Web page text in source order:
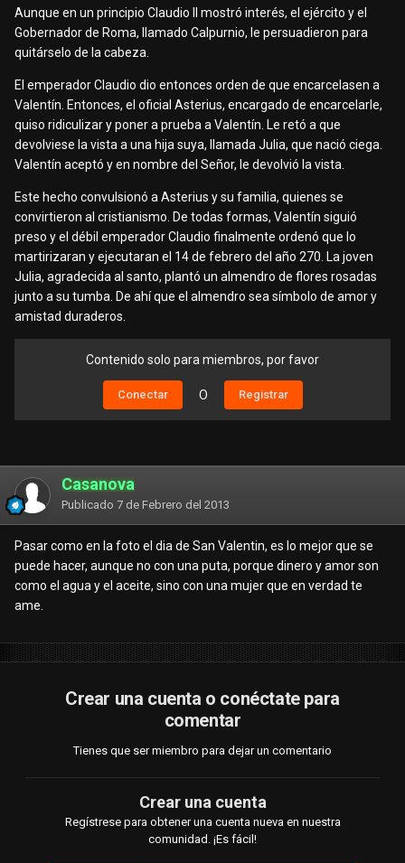
Aunque en un principio Claudio II mostró interés, el ejército y el
Gobernador de Roma, llamado Calpurnio, le persuadieron para
quitárselo de la cabeza.
El emperador Claudio dio entonces orden de que encarcelasen a
Valentín. Entonces, el oficial Asterius, encargado de encarcelarle,
quiso ridiculizar y poner a prueba a Valentín. Le retó a que
devolviese la vista a una hija suya, llamada Julia, que nació ciega.
Valentín aceptó y en nombre del Señor, le devolvió la vista.
Este hecho convulsionó a Asterius y su familia, quienes se
convirtieron al cristianismo. De todas formas, Valentín siguió
preso y el débil emperador Claudio finalmente ordenó que lo
martirizaran y ejecutaran el 14 de febrero del año 270. La joven
Julia, agradecida al santo, plantó un almendro de flores rosadas
junto a su tumba. De ahí que el almendro sea símbolo de amor y
amistad duraderos.
Contenido solo para miembros, por favor
Conectar O Registrar
Casanova
Publicado 7 de Febrero del 2013
Pasar como en la foto el dia de San Valentin, es lo mejor que se
puede hacer, aunque no con una puta, porque dinero y amor son
como el agua y el aceite, sino con una mujer que en verdad te
ame.
Crear una cuenta o conéctate para
comentar
Tienes que ser miembro para dejar un comentario
Crear una cuenta
Regístrese para obtener una cuenta nueva en nuestra
comunidad. ¡Es fácil!